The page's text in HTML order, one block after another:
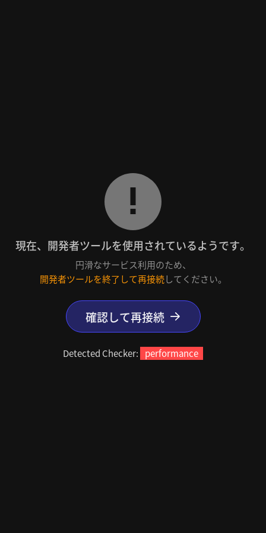
現在、開発者ツールを使用されているようです。
円滑なサービス利用のため、
開発者ツールを終了して再接続してください。
確認して再接続
Detected Checker: performance